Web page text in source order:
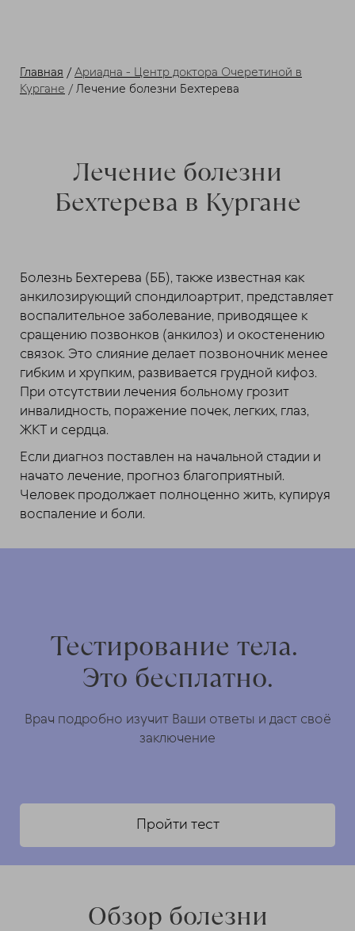
Главная /Ариадна - Центр доктора Очеретиной в
Кургане / Лечение болезни Бехтерева
Лечение болезни
Бехтерева в Кургане
Болезнь Бехтерева (ББ), также известная как
анкилозирующий спондилоартрит, представляет
воспалительное заболевание, приводящее к
сращению позвонков (анкилоз) и окостенению
связок. Это слияние делает позвоночник менее
гибким и хрупким, развивается грудной кифоз.
При отсутствии лечения больному грозит
инвалидность, поражение почек, легких, глаз,
ЖКТ и сердца.
Если диагноз поставлен на начальной стадии и
начато лечение, прогноз благоприятный.
Человек продолжает полноценно жить, купируя
воспаление и боли.
Тестирование тела.
Это бесплатно.
Врач подробно изучит Ваши ответы и даст своё
заключение
Пройти тест
Обзор болезни